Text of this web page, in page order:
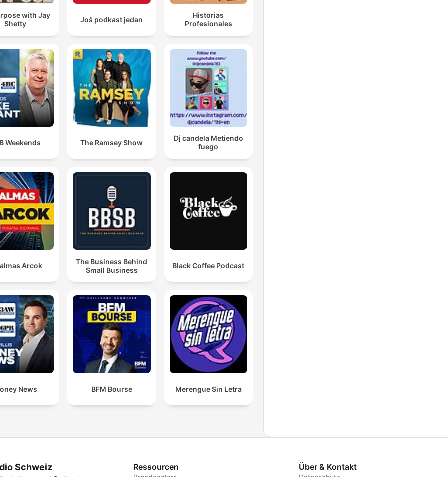
with Jay
Shetty
Još podkast jedan
Historias
Profesionales
Weekends The Ramsey Show
Dj candela Metiendo
fuego
Arcok
The Business Behind
Small Business
Black Coffee Podcast
News BFM Bourse Merengue Sin Letra
Schweiz Ressourcen Über & Kontakt